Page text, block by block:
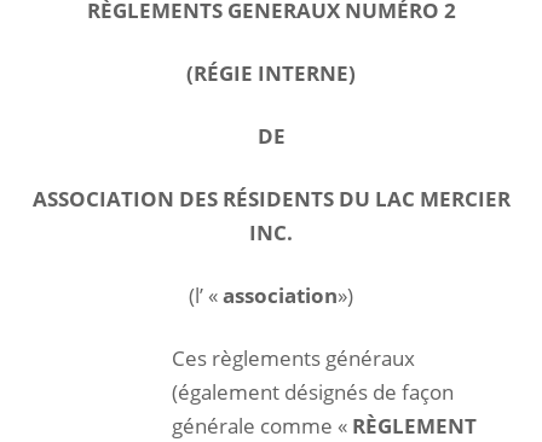
RÈGLEMENTS GENERAUX NUMÉRO 2
(RÉGIE INTERNE)
DE
ASSOCIATION DES RÉSIDENTS DU LAC MERCIER
INC.
(l’ «association»)
Ces règlements généraux
(également désignés de façon
générale comme « RÈGLEMENT